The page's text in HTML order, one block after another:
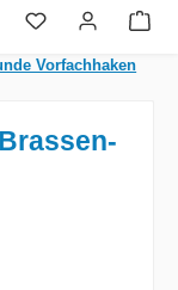
Vorfachhaken